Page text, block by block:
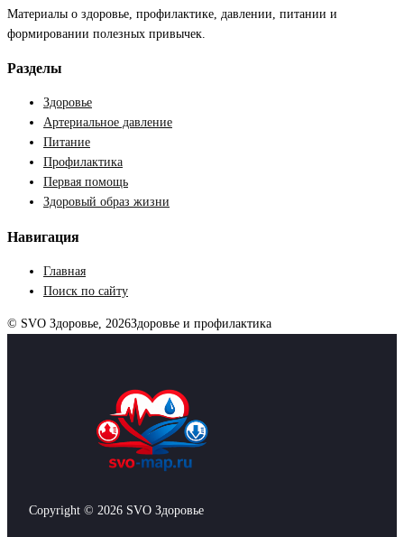
Материалы о здоровье, профилактике, давлении, питании и
формировании полезных привычек.
Разделы
Здоровье
Артериальное давление
Питание
Профилактика
Первая помощь
Здоровый образ жизни
Навигация
Главная
Поиск по сайту
© SVO Здоровье, 2026Здоровье и профилактика
Copyright © 2026 SVO Здоровье